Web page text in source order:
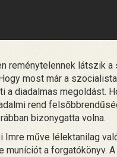
reménytelennek látszik
most már a
a diadalmas megoldást.
rend
bizonygatta volna.
Imre műve lélektanilag
muníciót a forgatókönyv. A